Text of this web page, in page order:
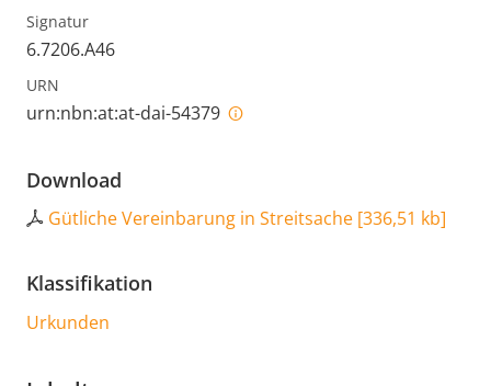
Signatur
6.7206.A46
URN
urn:nbn:at:at-dai-54379
Download
Gütliche Vereinbarung in Streitsache [336,51 kb]
Klassifikation
Urkunden